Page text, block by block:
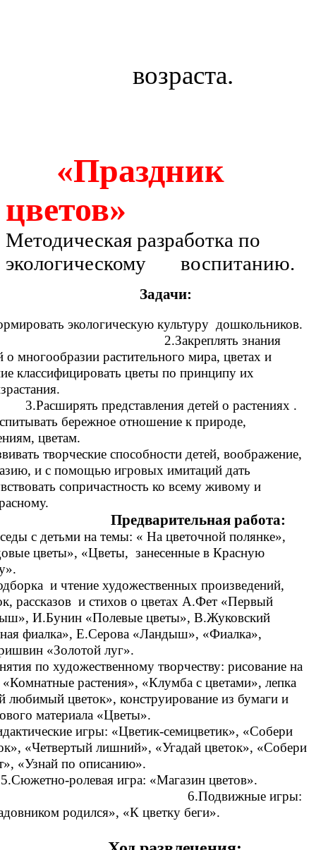
возраста.
«Праздник
цветов»
Методическая разработка по
экологическому воспитанию.
Задачи:
экологическую культуру дошкольников.
2.Закреплять знания
о многообразии растительного мира, цветах и
классифицировать цветы по принципу их
представления детей о растениях .
бережное отношение к природе,
цветам.
творческие способности детей, воображение,
и с помощью игровых имитаций дать
сопричастность ко всему живому и
Предварительная работа:
с детьми на темы: « На цветочной полянке»,
цветы», «Цветы, занесенные в Красную
и чтение художественных произведений,
рассказов и стихов о цветах А.Фет «Первый
И.Бунин «Полевые цветы», В.Жуковский
фиалка», Е.Серова «Ландыш», «Фиалка»,
«Золотой луг».
по художественному творчеству: рисование на
растения», «Клумба с цветами», лепка
любимый цветок», конструирование из бумаги и
материала «Цветы».
игры: «Цветик-семицветик», «Собери
«Четвертый лишний», «Угадай цветок», «Собери
«Узнай по описанию».
ролевая игра: «Магазин цветов».
игры:
родился», «К цветку беги».